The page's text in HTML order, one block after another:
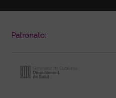
Patronato: